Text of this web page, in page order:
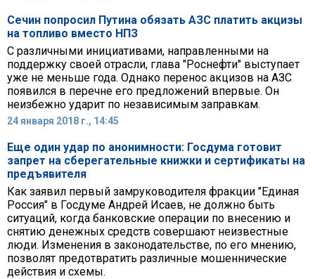
Сечин попросил Путина обязать АЗС платить акцизы
на топливо вместо НПЗ
С различными инициативами, направленными на
поддержку своей отрасли, глава "Роснефти" выступает
уже не меньше года. Однако перенос акцизов на АЗС
появился в перечне его предложений впервые. Он
неизбежно ударит по независимым заправкам.
24 января 2018 г., 14:45
Еще один удар по анонимности: Госдума готовит
запрет на сберегательные книжки и сертификаты на
предъявителя
Как заявил первый замруководителя фракции "Единая
Россия" в Госдуме Андрей Исаев, не должно быть
ситуаций, когда банковские операции по внесению и
снятию денежных средств совершают неизвестные
люди. Изменения в законодательстве, по его мнению,
позволят предотвратить различные мошеннические
действия и схемы.